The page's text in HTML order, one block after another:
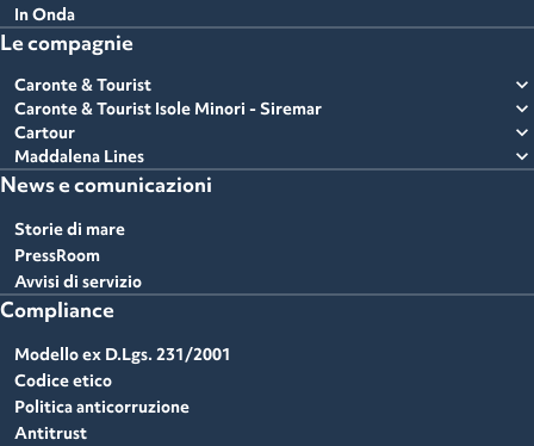
In Onda
Le compagnie
Caronte & Tourist expand_more
Caronte & Tourist Isole Minori - Siremar expand_more
Cartour expand_more
Maddalena Lines expand_more
News e comunicazioni
Storie di mare
PressRoom
Avvisi di servizio
Compliance
Modello ex D.Lgs. 231/2001
Codice etico
Politica anticorruzione
Antitrust